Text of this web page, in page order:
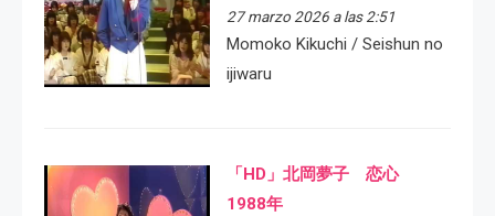
27 marzo 2026 a las 2:51
Momoko Kikuchi / Seishun no
ijiwaru
「HD」北岡夢子 恋心
1988年